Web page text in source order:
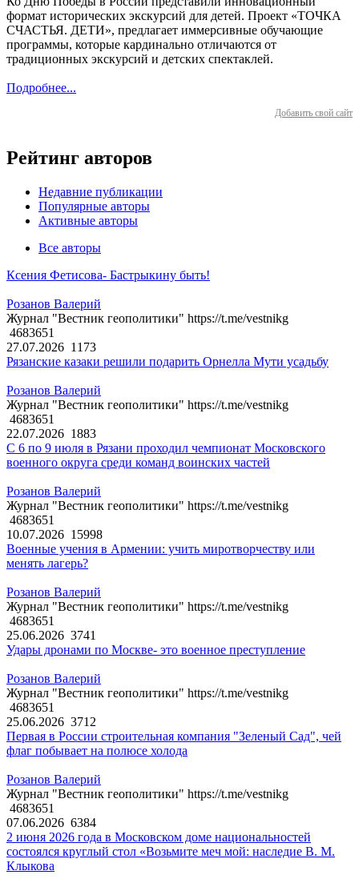
формат исторических экскурсий для детей. Проект «ТОЧКА
СЧАСТЬЯ. ДЕТИ», предлагает иммерсивные обучающие
программы, которые кардинально отличаются от
традиционных экскурсий и детских спектаклей.
Подробнее...
Добавить свой сайт
Рейтинг авторов
Недавние публикации
Популярные авторы
Активные авторы
Все авторы
Ксения Фетисова- Бастрыкину быть!
Розанов Валерий
Журнал "Вестник геополитики" https://t.me/vestnikg
4683651
27.07.2026 1173
Рязанские казаки решили подарить Орнелла Мути усадьбу
Розанов Валерий
Журнал "Вестник геополитики" https://t.me/vestnikg
4683651
22.07.2026 1883
С 6 по 9 июля в Рязани проходил чемпионат Московского
военного округа среди команд воинских частей
Розанов Валерий
Журнал "Вестник геополитики" https://t.me/vestnikg
4683651
10.07.2026 15998
Военные учения в Армении: учить миротворчеству или
менять лагерь?
Розанов Валерий
Журнал "Вестник геополитики" https://t.me/vestnikg
4683651
25.06.2026 3741
Удары дронами по Москве- это военное преступление
Розанов Валерий
Журнал "Вестник геополитики" https://t.me/vestnikg
4683651
25.06.2026 3712
Первая в России строительная компания "Зеленый Сад", чей
флаг побывает на полюсе холода
Розанов Валерий
Журнал "Вестник геополитики" https://t.me/vestnikg
4683651
07.06.2026 6384
2 июня 2026 года в Московском доме национальностей
состоялся круглый стол «Возьмите меч мой: наследие В. М.
Клыкова